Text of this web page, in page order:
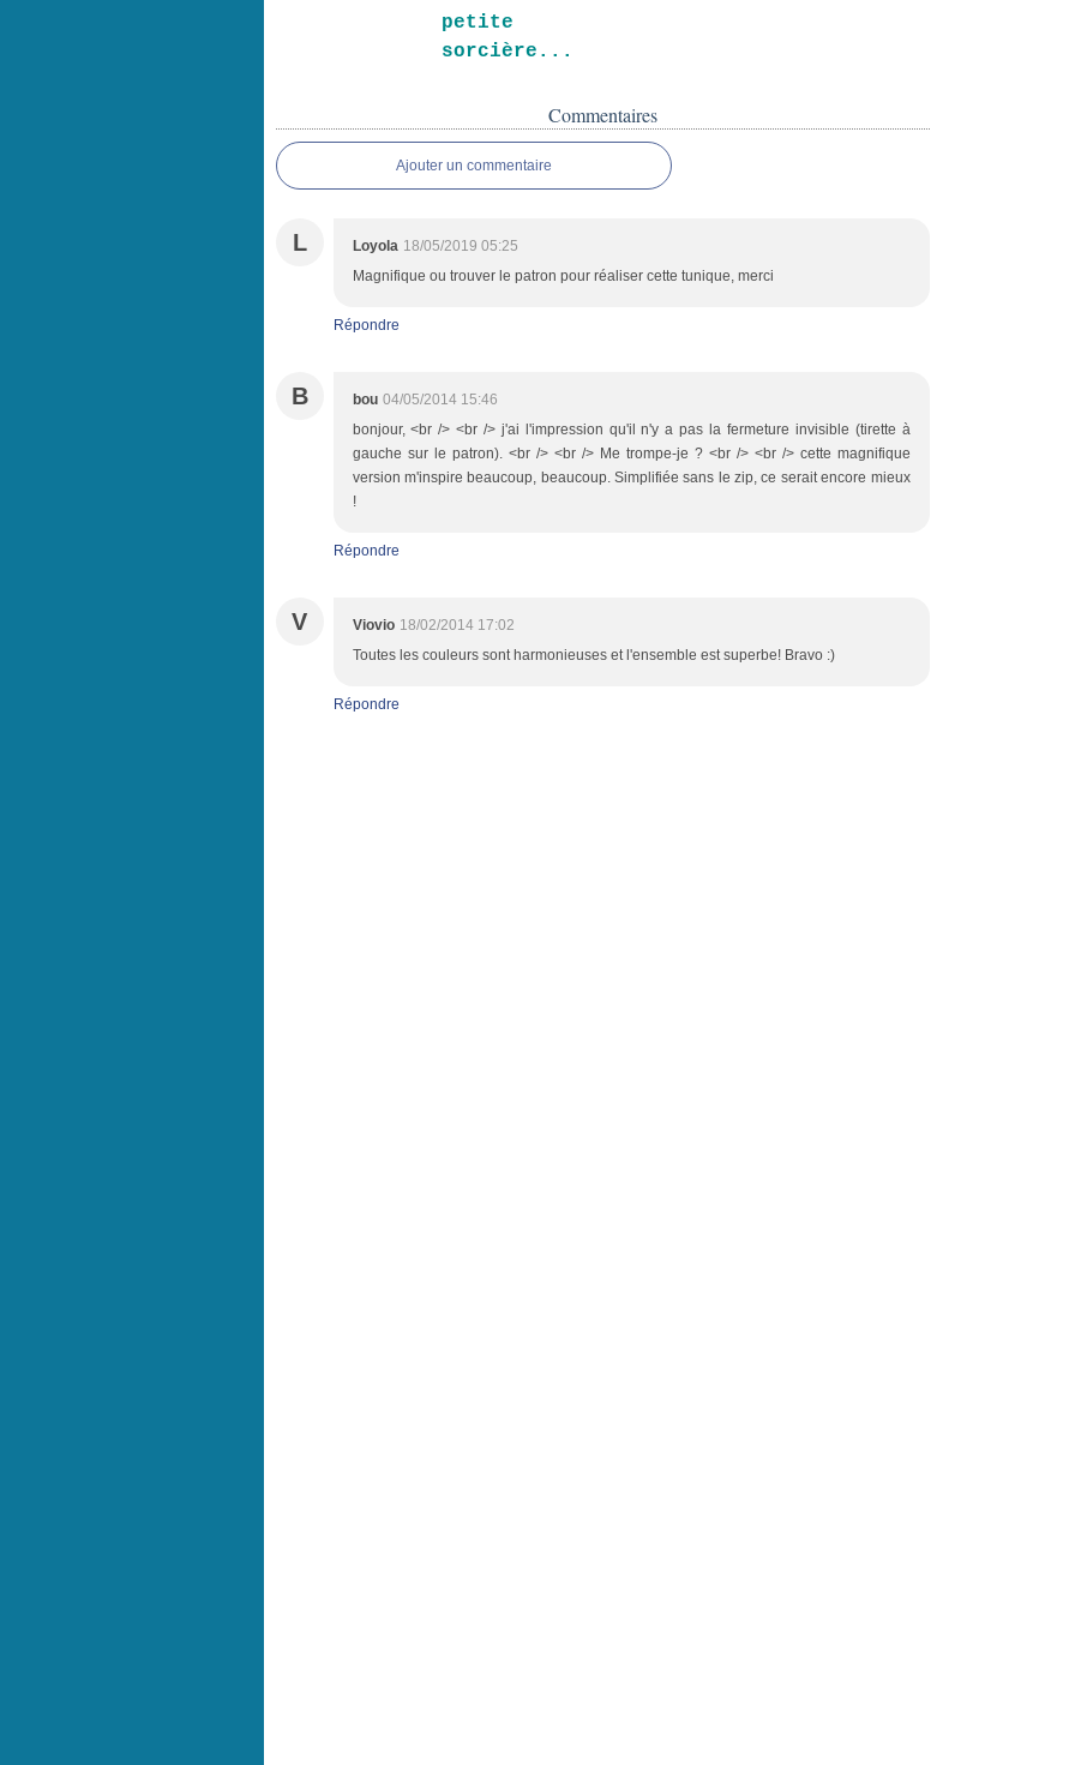
petite
sorcière...
Commentaires
Ajouter un commentaire
L Loyola 18/05/2019 05:25
Magnifique ou trouver le patron pour réaliser cette tunique, merci
Répondre
B bou 04/05/2014 15:46
bonjour, <br /> <br /> j'ai l'impression qu'il n'y a pas la fermeture invisible (tirette à
gauche sur le patron). <br /> <br /> Me trompe-je ? <br /> <br /> cette magnifique
version m'inspire beaucoup, beaucoup. Simplifiée sans le zip, ce serait encore mieux
!
Répondre
V Viovio 18/02/2014 17:02
Toutes les couleurs sont harmonieuses et l'ensemble est superbe! Bravo :)
Répondre